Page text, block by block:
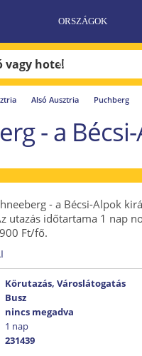
ORSZÁGOK
UTAZÁSI
AJÁNLATKÉRÉS
Alsó Ausztria Puchberg
- a
- a Bécsi-Alpok
utazás időtartama 1 nap
Ft/fő.
Körutazás, Városlátogatás
Busz
nincs megadva
1 nap
231439